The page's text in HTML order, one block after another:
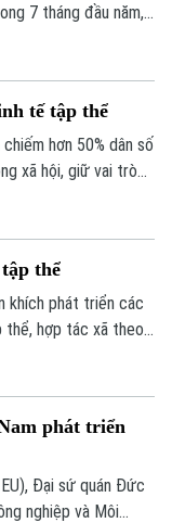
7 tháng đầu năm,
đẩy nhanh thực hiện
năm.
tế tập thể
hơn 50% dân số
xã hội, giữ vai trò
duy sản xuất, ứng
nghệ, chuyển đổi số
phẩm.
thể
khích phát triển các
hợp tác xã theo
mẫu trong phát
để tạo việc làm,
thành viên và
phát triển
Đại sứ quán Đức
nghiệp và Môi